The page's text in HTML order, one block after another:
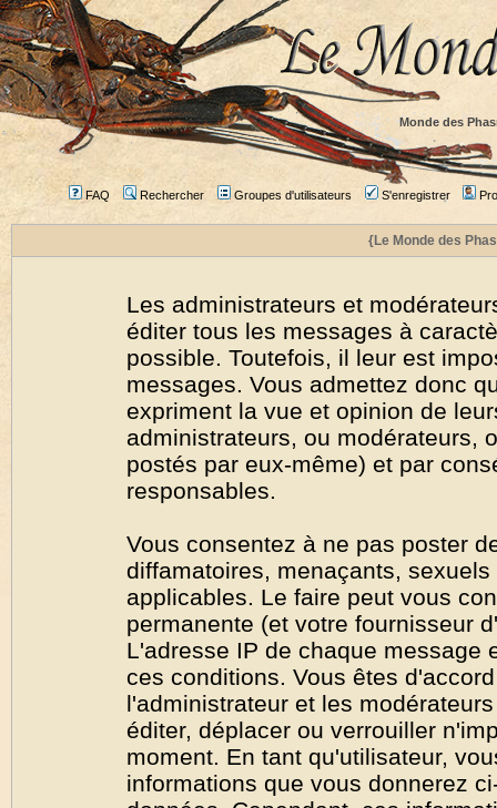
Monde des
FAQ Rechercher Groupes d'utilisateurs S'enregistrer
{Le Monde des
Les administrateurs et
éditer tous les messages à
possible. Toutefois, il leur est
messages. Vous admettez donc
expriment la vue et opinion de
administrateurs, ou modérateurs,
postés par eux-même) et par
responsables.
Vous consentez à ne pas poster
diffamatoires, menaçants,
applicables. Le faire peut vous
permanente (et votre fournisseur
L'adresse IP de chaque message
ces conditions. Vous êtes
l'administrateur et les
éditer, déplacer ou verrouiller
moment. En tant qu'utilisateur,
informations que vous donnerez